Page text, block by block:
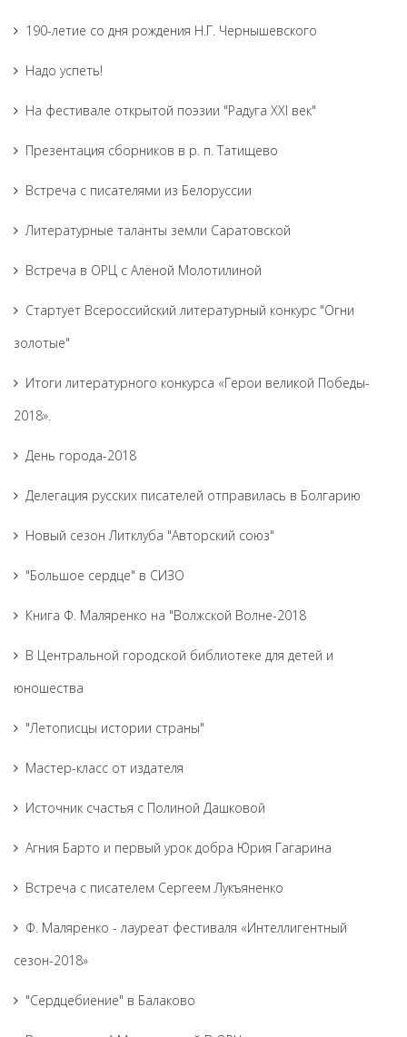
190-летие со дня рождения Н.Г. Чернышевского
Надо успеть!
На фестивале открытой поэзии "Радуга XXI век"
Презентация сборников в р. п. Татищево
Встреча с писателями из Белоруссии
Литературные таланты земли Саратовской
Встреча в ОРЦ с Алёной Молотилиной
Cтартует Всероссийский литературный конкурс "Огни
золотые"
Итоги литературного конкурса «Герои великой Победы-
2018».
День города-2018
Делегация русских писателей отправилась в Болгарию
Новый сезон Литклуба "Авторский союз"
"Большое сердце" в СИЗО
Книга Ф. Маляренко на "Волжской Волне-2018
В Центральной городской библиотеке для детей и
юношества
"Летописцы истории страны"
Мастер-класс от издателя
Источник счастья с Полиной Дашковой
Агния Барто и первый урок добра Юрия Гагарина
Встреча с писателем Сергеем Лукъяненко
Ф. Маляренко - лауреат фестиваля «Интеллигентный
сезон-2018»
"Сердцебиение" в Балаково